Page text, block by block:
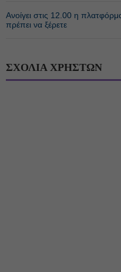
Ανοίγει στις 12.00 η
πρέπει να ξέρετε
ΣΧΟΛΙΑ ΧΡΗΣΤΩΝ